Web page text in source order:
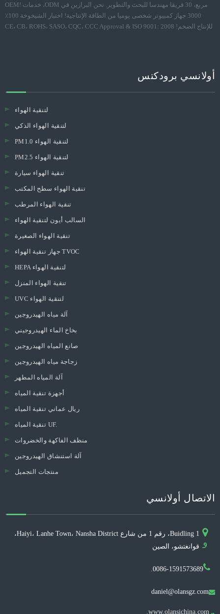
مربع، 30 فريقا مهندسا للبحث والتطوير. نحن البرازين في ODM، خدمات OEM!
3000 جهاز كمبيوتر شخصى يوميا من الطاقة الإنتاجية! اختبار الشيخوخة 100٪
للإنتاج الضخم! CE، CB، ROHS، SASO، CQC، CCC Approval & ISO 9001: 2008
أولانسي برودكتس
لتنقية الهواء
لتنقية الهواء الذكي
PM1.0 لتنقية الهواء
PM2.5 لتنقية الهواء
تنقية الهواء سيارة
تنقية الهواء سطح المكتب
تنقية الهواء المرطب
السالب أيون لتنقية الهواء
تنقية الهواء الصغيرة
جهاز تنقية الهواء TVOC
HEPA لتنقية الهواء
تنقية الهواء المنزل
UVC لتنقية الهواء
آلة مياه الهيدروجين
بخاخ الماء الهيدروجيني
صانع المياه الهيدروجين
زجاجة مياه الهيدروجين
آلة المياه المطهر
أجهزة تنقية المياه
ريال عماني تنقية المياه
تنقية المياه UF.
منظف ​​الفاكهة والخضروات
آلة استنشاق الهيدروجين
منتجات التجميل
الاتصال أولانسي
و
Buidling 1، رقم 1 من شارع Haiyi، Lanhe Town، Nansha District،
قوانغتشو، الصين
0086-1591573689.

daniel@olansgz.com
www.olansichina.com.